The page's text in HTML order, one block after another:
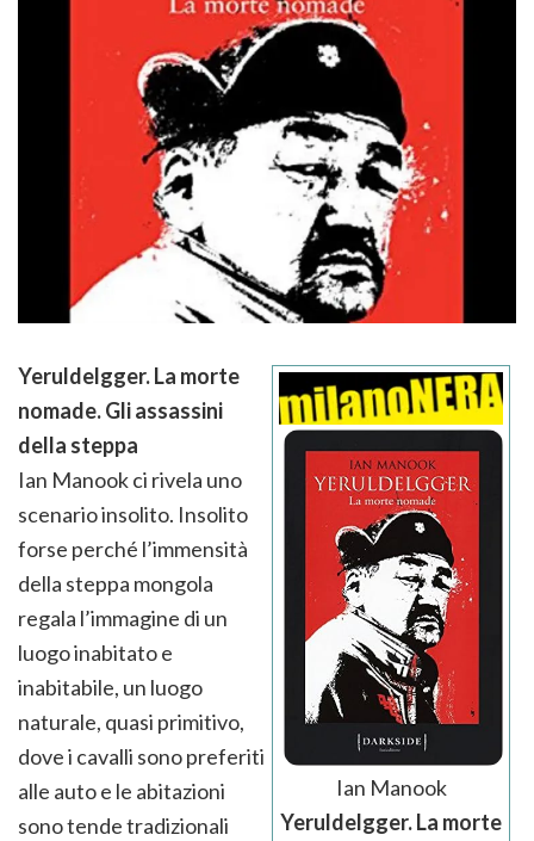
Ian Manook
Yeruldelgger. La morte
Yeruldelgger. La morte
nomade. Gli assassini
della steppa
Ian Manook ci rivela uno
scenario insolito. Insolito
forse perché l’immensità
della steppa mongola
regala l’immagine di un
luogo inabitato e
inabitabile, un luogo
naturale, quasi primitivo,
dove i cavalli sono preferiti
alle auto e le abitazioni
sono tende tradizionali